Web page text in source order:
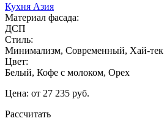
Кухня Азия
Материал фасада:
ДСП
Стиль:
Минимализм, Современный, Хай-тек
Цвет:
Белый, Кофе с молоком, Орех
Цена: от 27 235 руб.
Рассчитать